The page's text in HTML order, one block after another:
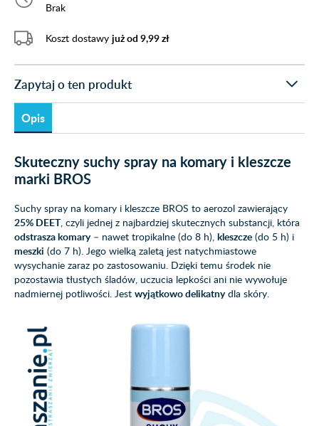
Brak
Koszt dostawy już od 9,99 zł
Zapytaj o ten produkt
Opis
Skuteczny suchy spray na komary i kleszcze
marki BROS
Suchy spray na komary i kleszcze BROS to aerozol zawierający
25% DEET, czyli jednej z najbardziej skutecznych substancji, która
odstrasza komary– nawet tropikalne (do 8 h), kleszcze (do 5 h) i
meszki (do 7 h). Jego wielką zaletą jest natychmiastowe
wysychanie zaraz po zastosowaniu. Dzięki temu środek nie
pozostawia tłustych śladów, uczucia lepkości ani nie wywołuje
nadmiernej potliwości. Jest wyjątkowo delikatnydla skóry.